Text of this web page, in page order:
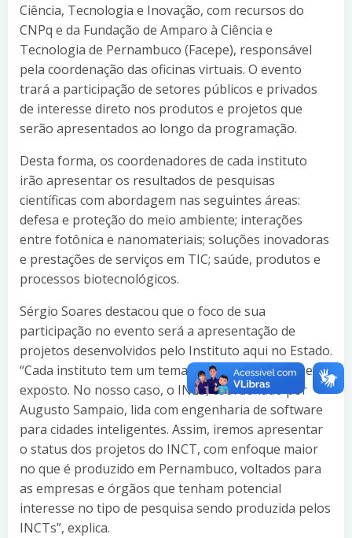
Ciência, Tecnologia e Inovação, com recursos do
CNPq e da Fundação de Amparo à Ciência e
Tecnologia de Pernambuco (Facepe), responsável
pela coordenação das oficinas virtuais. O evento
trará a participação de setores públicos e privados
de interesse direto nos produtos e projetos que
serão apresentados ao longo da programação.
Desta forma, os coordenadores de cada instituto
irão apresentar os resultados de pesquisas
científicas com abordagem nas seguintes áreas:
defesa e proteção do meio ambiente; interações
entre fotônica e nanomateriais; soluções inovadoras
e prestações de serviços em TIC; saúde, produtos e
processos biotecnológicos.
Sérgio Soares destacou que o foco de sua
participação no evento será a apresentação de
projetos desenvolvidos pelo Instituto aqui no Estado.
“Cada instituto tem um tema muito específico a ser
exposto. No nosso caso, o INES, coordenado por
Augusto Sampaio, lida com engenharia de software
para cidades inteligentes. Assim, iremos apresentar
o status dos projetos do INCT, com enfoque maior
no que é produzido em Pernambuco, voltados para
as empresas e órgãos que tenham potencial
interesse no tipo de pesquisa sendo produzida pelos
INCTs”, explica.